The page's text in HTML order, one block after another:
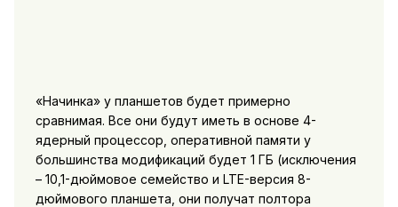
«Начинка» у планшетов будет примерно
сравнимая. Все они будут иметь в основе 4-
ядерный процессор, оперативной памяти у
большинства модификаций будет 1 ГБ (исключения
– 10,1-дюймовое семейство и LTE-версия 8-
дюймового планшета, они получат полтора